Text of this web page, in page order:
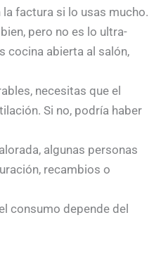
factura si lo usas mucho.
pero no es lo ultra-
cocina abierta al salón,
necesitas que el
Si no, podría haber
algunas personas
recambios o
consumo depende del